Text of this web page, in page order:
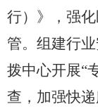
行）》，强
管。组建行
拨中心开展“
查，加强快